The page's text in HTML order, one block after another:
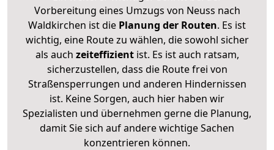
Vorbereitung eines Umzugs von Neuss nach
Waldkirchen ist die Planung der Routen. Es ist
wichtig, eine Route zu wählen, die sowohl sicher
als auch zeiteffizientist. Es ist auch ratsam,
sicherzustellen, dass die Route frei von
Straßensperrungen und anderen Hindernissen
ist. Keine Sorgen, auch hier haben wir
Spezialisten und übernehmen gerne die Planung,
damit Sie sich auf andere wichtige Sachen
konzentrieren können.